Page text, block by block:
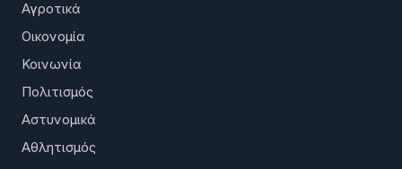
Αγροτικά
Οικονομία
Κοινωνία
Πολιτισμός
Αστυνομικά
Αθλητισμός